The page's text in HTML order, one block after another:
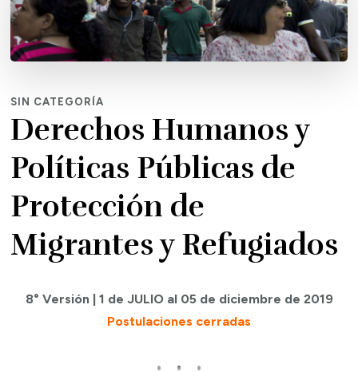
SIN CATEGORÍA
Derechos Humanos y
Políticas Públicas de
Protección de
Migrantes y Refugiados
8° Versión | 1 de JULIO al 05 de diciembre de 2019
Postulaciones cerradas